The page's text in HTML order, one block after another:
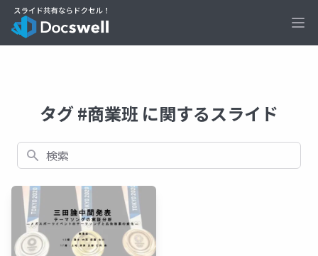
タグ #商業班 に関するスライド
検索